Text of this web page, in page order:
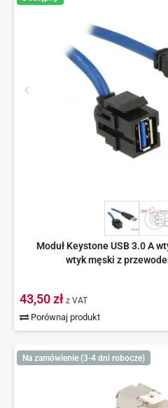
Moduł Keystone USB 3.0 A
wtyk męski z
43,50 zł z VAT
Porównaj produkt
Na zamówienie (3-4 dni robocze)